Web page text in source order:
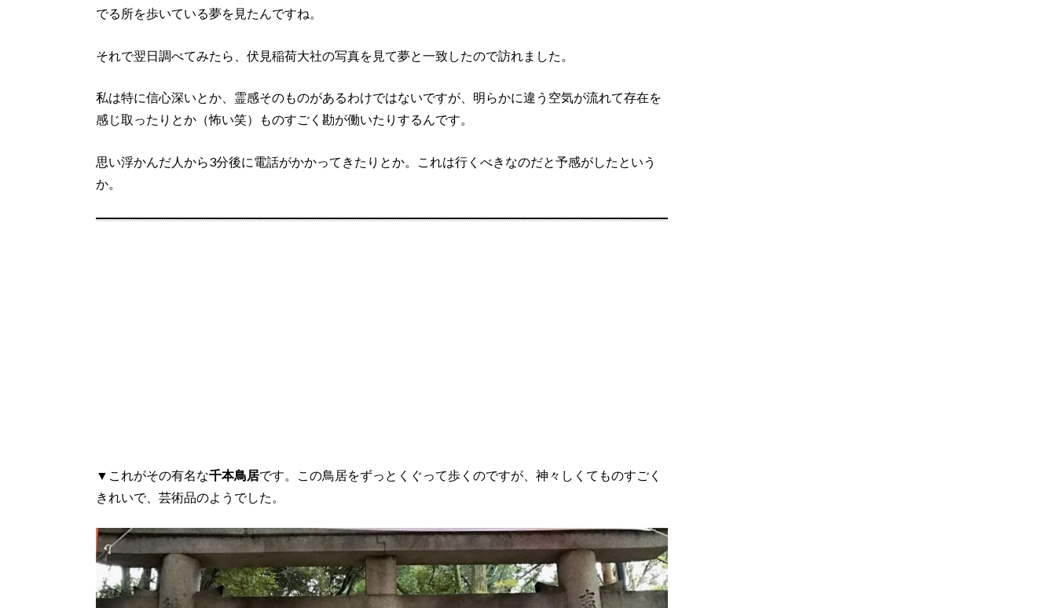
でる所を歩いている夢を見たんですね。
それで翌日調べてみたら、伏見稲荷大社の写真を見て夢と一致したので訪れました。
私は特に信心深いとか、霊感そのものがあるわけではないですが、明らかに違う空気が流れて存在を
感じ取ったりとか（怖い笑）ものすごく勘が働いたりするんです。
思い浮かんだ人から3分後に電話がかかってきたりとか。これは行くべきなのだと予感がしたという
か。
▼これがその有名な千本鳥居です。この鳥居をずっとくぐって歩くのですが、神々しくてものすごく
きれいで、芸術品のようでした。